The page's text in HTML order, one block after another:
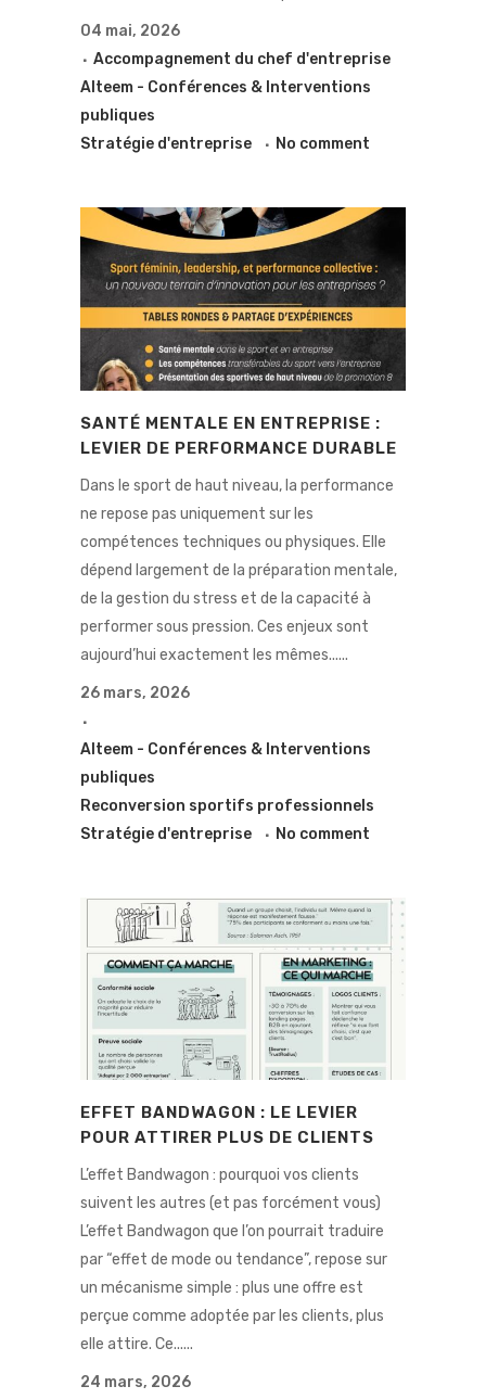
04 mai, 2026
Accompagnement du chef d'entreprise
Alteem - Conférences & Interventions
publiques
Stratégie d'entreprise
No comment
SANTÉ MENTALE EN ENTREPRISE :
LEVIER DE PERFORMANCE DURABLE
Dans le sport de haut niveau, la performance
ne repose pas uniquement sur les
compétences techniques ou physiques. Elle
dépend largement de la préparation mentale,
de la gestion du stress et de la capacité à
performer sous pression. Ces enjeux sont
aujourd’hui exactement les mêmes......
26 mars, 2026
Alteem - Conférences & Interventions
publiques
Reconversion sportifs professionnels
Stratégie d'entreprise
No comment
EFFET BANDWAGON : LE LEVIER
POUR ATTIRER PLUS DE CLIENTS
L’effet Bandwagon : pourquoi vos clients
suivent les autres (et pas forcément vous)
L’effet Bandwagon que l’on pourrait traduire
par “effet de mode ou tendance”, repose sur
un mécanisme simple : plus une offre est
perçue comme adoptée par les clients, plus
elle attire. Ce......
24 mars, 2026